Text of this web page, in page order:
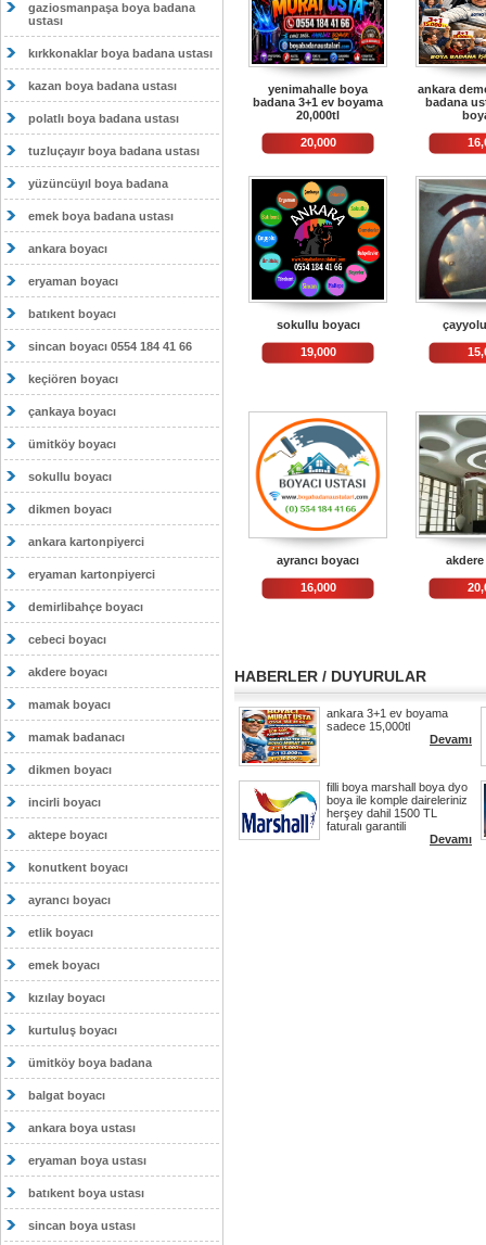
gaziosmanpaşa boya badana
ustası
kırkkonaklar boya badana ustası
kazan boya badana ustası
polatlı boya badana ustası
tuzluçayır boya badana ustası
yüzüncüyıl boya badana
emek boya badana ustası
ankara boyacı
eryaman boyacı
batıkent boyacı
sincan boyacı 0554 184 41 66
keçiören boyacı
çankaya boyacı
ümitköy boyacı
sokullu boyacı
dikmen boyacı
ankara kartonpiyerci
eryaman kartonpiyerci
demirlibahçe boyacı
cebeci boyacı
akdere boyacı
mamak boyacı
mamak badanacı
dikmen boyacı
incirli boyacı
aktepe boyacı
konutkent boyacı
ayrancı boyacı
etlik boyacı
emek boyacı
kızılay boyacı
kurtuluş boyacı
ümitköy boya badana
balgat boyacı
ankara boya ustası
eryaman boya ustası
batıkent boya ustası
sincan boya ustası
yenimahalle boya
badana 3+1 ev boyama
20,000tl
20,000
ankara
badana
sokullu boyacı
19,000
ayrancı boyacı
16,000
akdere
HABERLER / DUYURULAR
ankara 3+1 ev boyama
sadece 15,000tl
Devamı
filli boya marshall boya dyo
boya ile komple daireleriniz
herşey dahil 1500 TL
faturalı garantili
Devamı